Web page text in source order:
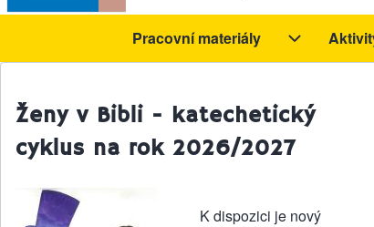
Hlavní navigace
Pracovní materiály
Pracovní
Ženy v Bibli - katechetický
cyklus na rok 2026/2027
K dispozici je nový